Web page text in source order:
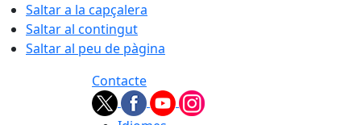
Saltar a la capçalera
Saltar al contingut
Saltar al peu de pàgina
Contacte